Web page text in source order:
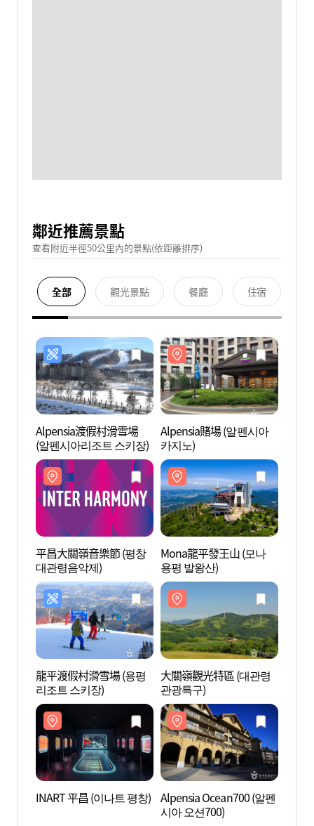
鄰近推薦景點
查看附近半徑50公里內的景點(依距離排序)
全部 觀光景點 餐廳 住宿
Alpensia渡假村滑雪場
(알펜시아리조트 스키장)
Alpensia賭場 (알펜시아
카지노)
平昌大關嶺音樂節 (평창
대관령음악제)
Mona龍平發王山 (모나
용평 발왕산)
龍平渡假村滑雪場 (용평
리조트 스키장)
大關嶺觀光特區 (대관령
관광특구)
INART 平昌 (이나트 평창) Alpensia Ocean700 (알펜
시아 오션700)